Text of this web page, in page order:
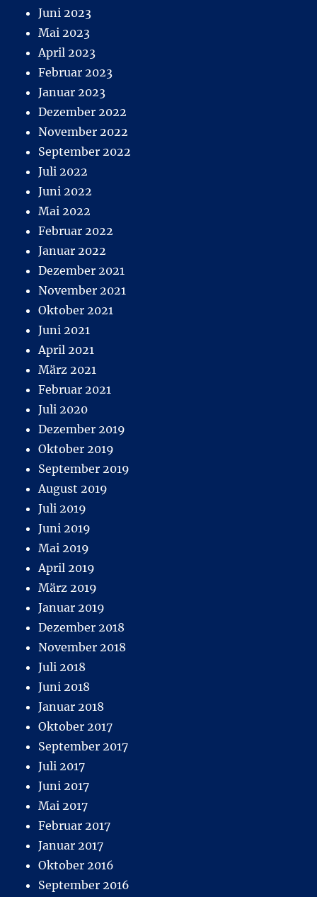
Juni 2023
Mai 2023
April 2023
Februar 2023
Januar 2023
Dezember 2022
November 2022
September 2022
Juli 2022
Juni 2022
Mai 2022
Februar 2022
Januar 2022
Dezember 2021
November 2021
Oktober 2021
Juni 2021
April 2021
März 2021
Februar 2021
Juli 2020
Dezember 2019
Oktober 2019
September 2019
August 2019
Juli 2019
Juni 2019
Mai 2019
April 2019
März 2019
Januar 2019
Dezember 2018
November 2018
Juli 2018
Juni 2018
Januar 2018
Oktober 2017
September 2017
Juli 2017
Juni 2017
Mai 2017
Februar 2017
Januar 2017
Oktober 2016
September 2016